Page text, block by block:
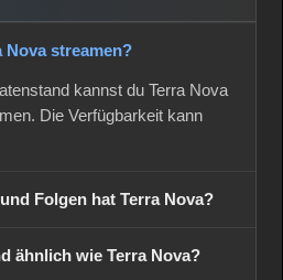
Nova streamen?
kannst du Terra Nova
Die Verfügbarkeit kann
Folgen hat Terra Nova?
ähnlich wie Terra Nova?